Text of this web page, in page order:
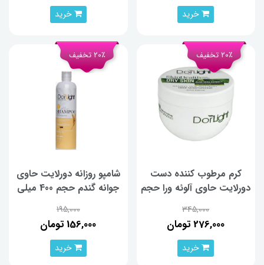
خرید خرید
کرم مرطوب کننده دست
دورلایت حاوی آلوئه ورا حجم
345,000
276,000 تومان
20٪ تخفیف
خرید
شامپو روزانه دورلایت حاوی
جوانه گندم حجم 400 میلی
لیتر
195,000
156,000 تومان
20٪ تخفیف
خرید